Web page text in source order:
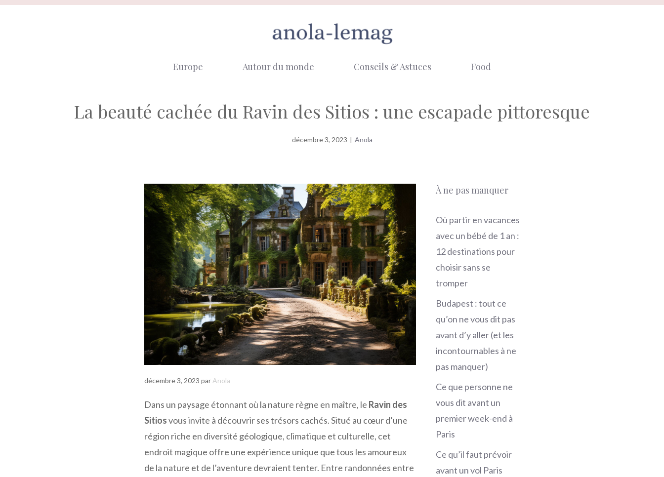
Aller
Europe Autour du monde Conseils & Astuces Food
La beauté cachée du Ravin des Sitios : une escapade pittoresque
décembre 3, 2023 | Anola
décembre 3, 2023 par Anola
Dans un paysage étonnant où la nature règne en maître, le Ravin des
Sitiosvous invite à découvrir ses trésors cachés. Situé au cœur d’une
région riche en diversité géologique, climatique et culturelle, cet
endroit magique offre une expérience unique que tous les amoureux
de la nature et de l’aventure devraient tenter. Entre randonnées entre
À ne pas manquer
Où partir en vacances
avec un bébé de 1 an :
12 destinations pour
choisir sans se
tromper
Budapest : tout ce
qu’on ne vous dit pas
avant d’y aller (et les
incontournables à ne
pas manquer)
Ce que personne ne
vous dit avant un
premier week-end à
Paris
Ce qu’il faut prévoir
avant un vol Paris